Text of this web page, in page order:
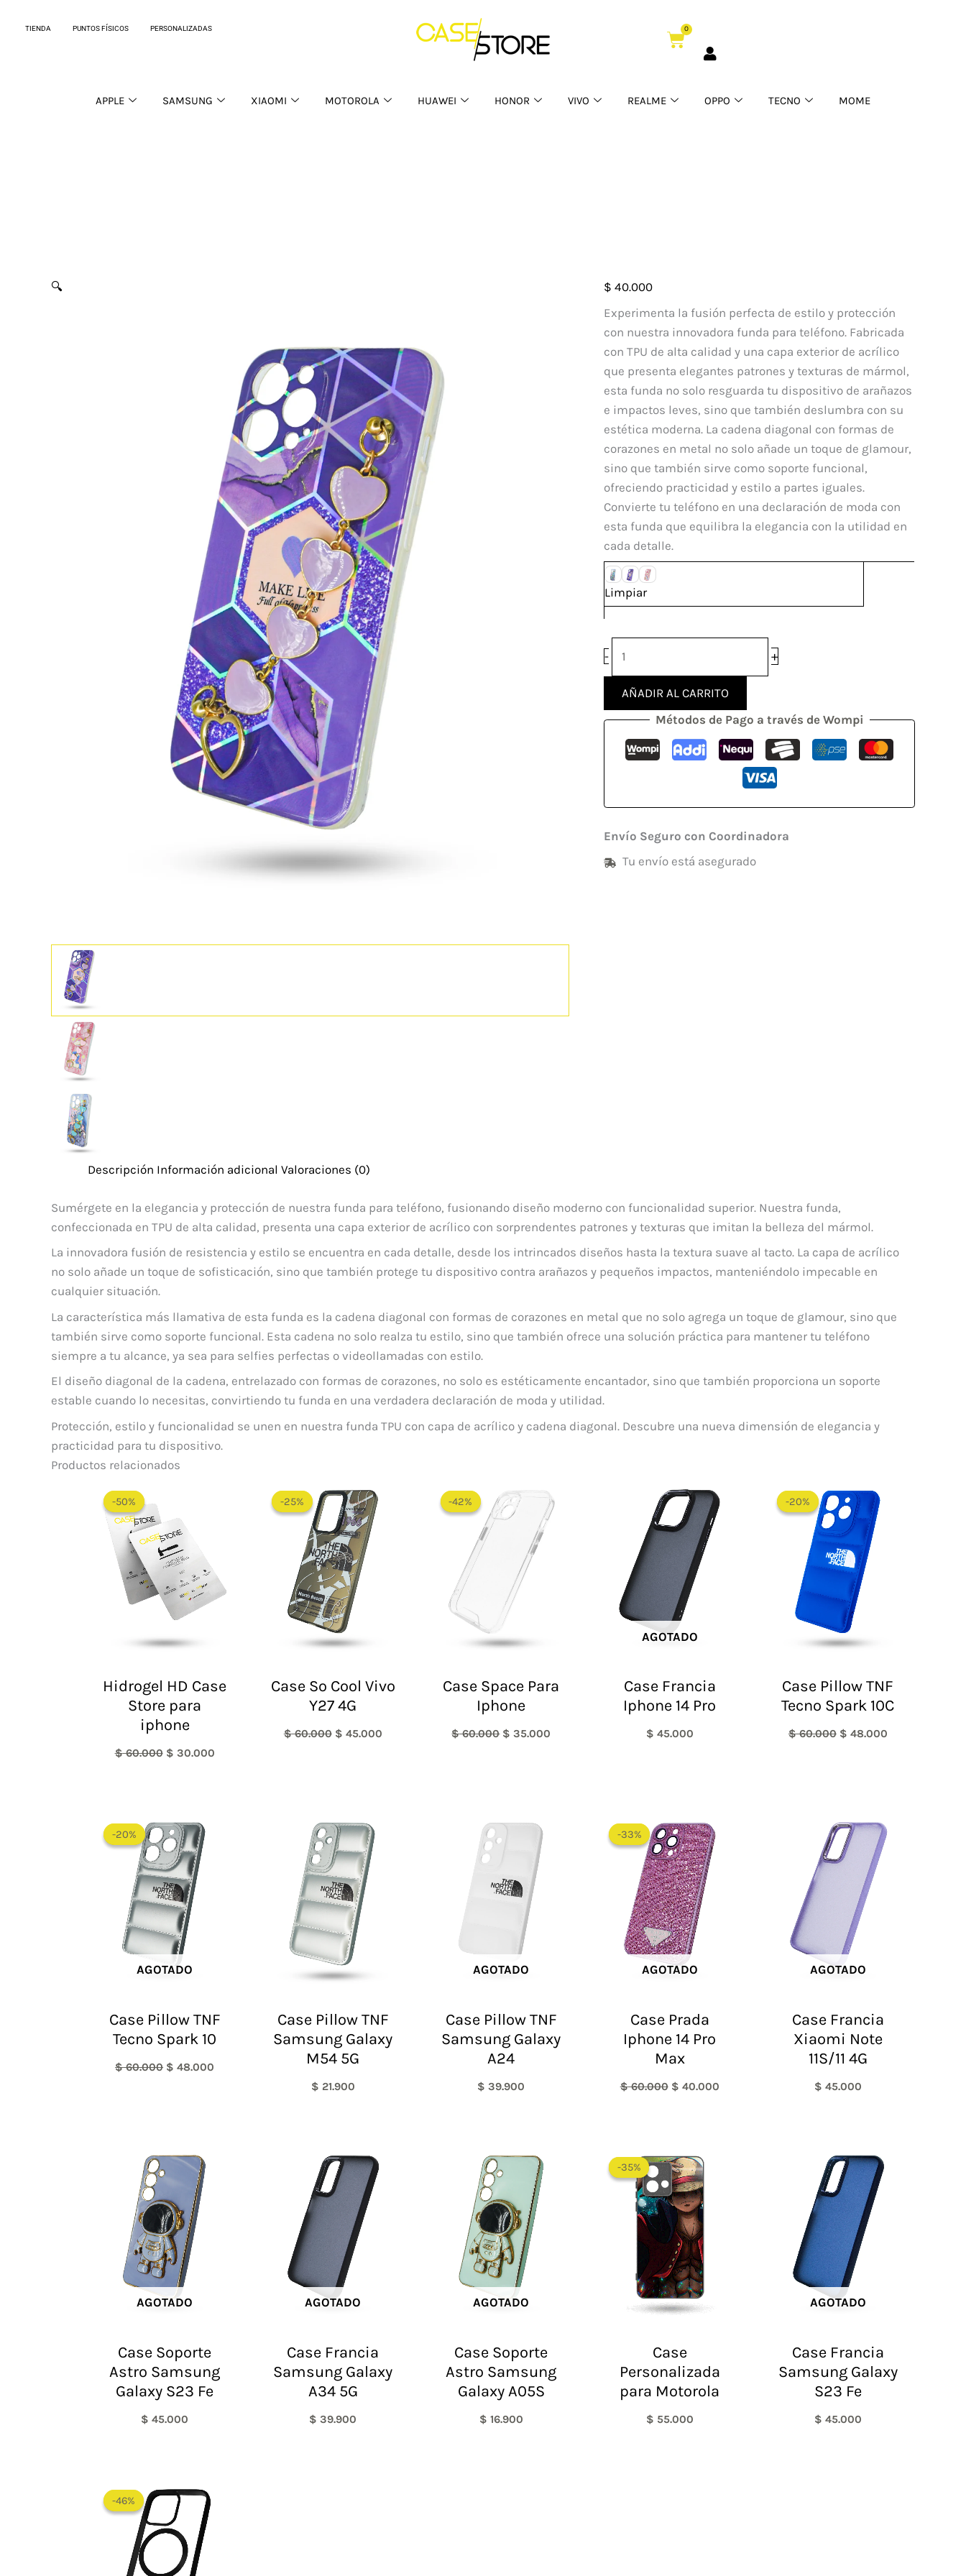
TIENDA PUNTOS FÍSICOS PERSONALIZADAS 0
Cart
APPLE SAMSUNG XIAOMI MOTOROLA HUAWEI HONOR VIVO REALME OPPO TECNO MOME
🔍 $ 40.000
Experimenta la fusión perfecta de estilo y protección
con nuestra innovadora funda para teléfono. Fabricada
con TPU de alta calidad y una capa exterior de acrílico
que presenta elegantes patrones y texturas de mármol,
esta funda no solo resguarda tu dispositivo de arañazos
e impactos leves, sino que también deslumbra con su
estética moderna. La cadena diagonal con formas de
corazones en metal no solo añade un toque de glamour,
sino que también sirve como soporte funcional,
ofreciendo practicidad y estilo a partes iguales.
Convierte tu teléfono en una declaración de moda con
esta funda que equilibra la elegancia con la utilidad en
cada detalle.
Limpiar
-
Case
Chain
cantidad
+
AÑADIR AL CARRITO
Métodos de Pago a través de Wompi
Envío Seguro con Coordinadora
Tu envío está asegurado
Descripción Información adicional Valoraciones (0)
Sumérgete en la elegancia y protección de nuestra funda para teléfono, fusionando diseño moderno con funcionalidad superior. Nuestra funda,
confeccionada en TPU de alta calidad, presenta una capa exterior de acrílico con sorprendentes patrones y texturas que imitan la belleza del mármol.
La innovadora fusión de resistencia y estilo se encuentra en cada detalle, desde los intrincados diseños hasta la textura suave al tacto. La capa de acrílico
no solo añade un toque de sofisticación, sino que también protege tu dispositivo contra arañazos y pequeños impactos, manteniéndolo impecable en
cualquier situación.
La característica más llamativa de esta funda es la cadena diagonal con formas de corazones en metal que no solo agrega un toque de glamour, sino que
también sirve como soporte funcional. Esta cadena no solo realza tu estilo, sino que también ofrece una solución práctica para mantener tu teléfono
siempre a tu alcance, ya sea para selfies perfectas o videollamadas con estilo.
El diseño diagonal de la cadena, entrelazado con formas de corazones, no solo es estéticamente encantador, sino que también proporciona un soporte
estable cuando lo necesitas, convirtiendo tu funda en una verdadera declaración de moda y utilidad.
Protección, estilo y funcionalidad se unen en nuestra funda TPU con capa de acrílico y cadena diagonal. Descubre una nueva dimensión de elegancia y
practicidad para tu dispositivo.
Productos relacionados
-50%
-50%
Hidrogel HD Case
Store para
iphone
$60.000
era:
$ 60.000.
$ 30.000
-25%
-25%
Case So Cool Vivo
Y27 4G
$60.000
precio
original
era:
$ 60.000.
$ 45.000
-42%
-42%
Case Space Para
Iphone
$60.000
precio
original
era:
$ 60.000.
$ 35.000
actual
AGOTADO
Case Francia
Iphone 14 Pro
$ 45.000
-20%
-20%
Case Pillow TNF
Tecno Spark 10C
$60.000
precio
original
era:
$ 60.000.
$ 48.000
-20%
AGOTADO
-20%
Case Pillow TNF
Tecno Spark 10
$60.000
precio
original
era:
$ 60.000.
$ 48.000
Case Pillow TNF
Samsung Galaxy
M54 5G
$ 21.900
AGOTADO
Case Pillow TNF
Samsung Galaxy
A24
$ 39.900
-33%
AGOTADO
-33%
Case Prada
Iphone 14 Pro
Max
$60.000
precio
original
era:
$ 60.000.
$ 40.000
AGOTADO
Case Francia
Xiaomi Note
11S/11 4G
$ 45.000
AGOTADO
Case Soporte
Astro Samsung
Galaxy S23 Fe
$ 45.000
AGOTADO
Case Francia
Samsung Galaxy
A34 5G
$ 39.900
AGOTADO
Case Soporte
Astro Samsung
Galaxy A05S
$ 16.900
-35%
-35%
Case
Personalizada
para Motorola
$ 55.000
AGOTADO
Case Francia
Samsung Galaxy
S23 Fe
$ 45.000
-46%
-46%
precio
original
era:
$ 65.000.